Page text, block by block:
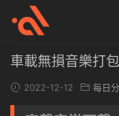
車載無損音樂打
2022-12-12 每日